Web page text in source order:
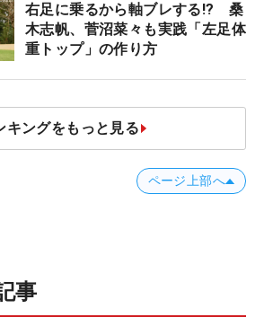
右足に乗るから軸ブレする!? 桑
木志帆、菅沼菜々も実践「左足体
重トップ」の作り方
キングをもっと見る
ページ上部へ
事